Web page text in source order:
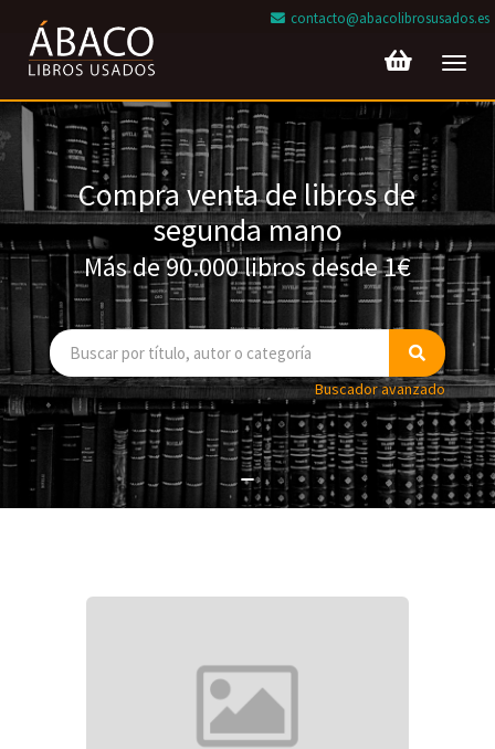
contacto@abacolibrosusados.es
Compra venta de libros de
segunda mano
Más de 90.000 libros desde 1€
Buscador avanzado